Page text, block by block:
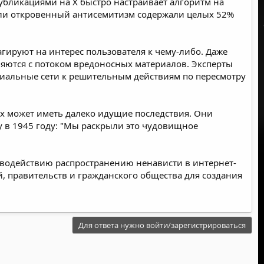
откровенный антисемитизм содержали целых 52%
на интерес пользователя к чему-либо. Даже
с потоком вредоносных материалов. Эксперты
сети к решительным действиям по пересмотру
может иметь далеко идущие последствия. Они
в 1945 году: "Мы раскрыли это чудовищное
распространению ненависти в интернет-
и гражданского общества для создания
Для ответа нужно войти/зарегистрироваться